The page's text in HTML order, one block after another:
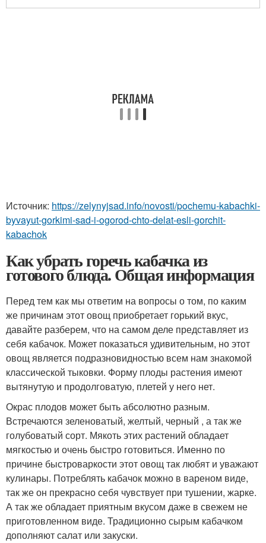
Источник: https://zelynyjsad.info/novosti/pochemu-kabachki-
byvayut-gorkimi-sad-i-ogorod-chto-delat-esli-gorchit-
kabachok
Как убрать горечь кабачка из
готового блюда. Общая информация
Перед тем как мы ответим на вопросы о том, по каким
же причинам этот овощ приобретает горький вкус,
давайте разберем, что на самом деле представляет из
себя кабачок. Может показаться удивительным, но этот
овощ является подразновидностью всем нам знакомой
классической тыковки. Форму плоды растения имеют
вытянутую и продолговатую, плетей у него нет.
Окрас плодов может быть абсолютно разным.
Встречаются зеленоватый, желтый, черный , а так же
голубоватый сорт. Мякоть этих растений обладает
мягкостью и очень быстро готовиться. Именно по
причине быстроваркости этот овощ так любят и уважают
кулинары. Потреблять кабачок можно в вареном виде,
так же он прекрасно себя чувствует при тушении, жарке.
А так же обладает приятным вкусом даже в свежем не
приготовленном виде. Традиционно сырым кабачком
дополняют салат или закуски.